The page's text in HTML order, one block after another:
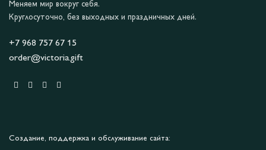
Меняем мир вокруг себя.
Круглосуточно, без выходных и праздничных дней.
+7 968 757 67 15
order@victoria.gift
Создание, поддержка и обслуживание сайта: